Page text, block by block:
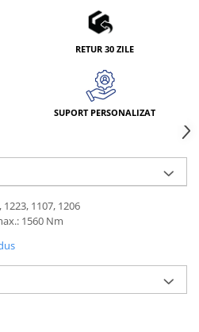
RETUR 30 ZILE
SUPORT PERSONALIZAT
1107, 1206
1560 Nm